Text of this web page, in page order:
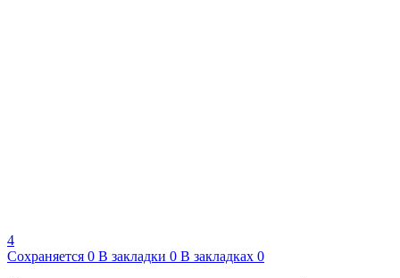
4
Сохраняется 0 В закладки 0 В закладках 0